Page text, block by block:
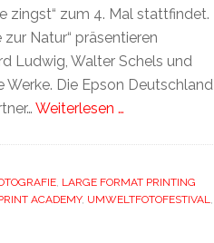
zingst“ zum 4. Mal stattfindet.
Natur“ präsentieren
Ludwig, Walter Schels und
Werke. Die Epson Deutschland
Weiterlesen …
, LARGE FORMAT PRINTING
ACADEMY, UMWELTFOTOFESTIVAL,